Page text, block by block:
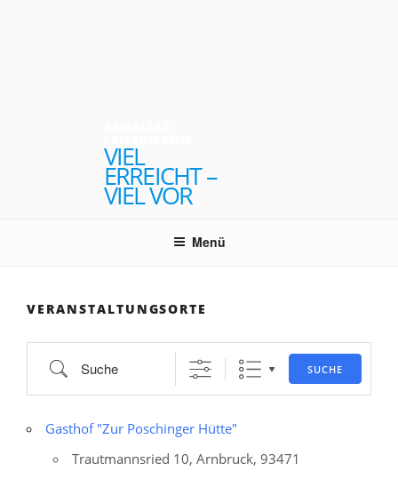
VIEL
ERREICHT –
VIEL VOR
Menü
VERANSTALTUNGSORTE
Suche SUCHE
Gasthof "Zur Poschinger Hütte"
Trautmannsried 10, Arnbruck, 93471